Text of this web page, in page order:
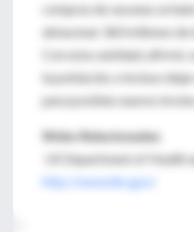
compras de vacunas se
almacenar 360 millones de
Con esta cantidad, afirmó,
la población, e incluso
para posibles nuevos brotes.
Webs Relacionadas
US Department of Health
http://www.hhs.gov/